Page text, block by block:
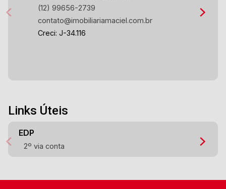
(12) 99656-2739
contato@imobiliariamaciel.com.br
Creci: J-34.116
Links Úteis
EDP
2º via conta